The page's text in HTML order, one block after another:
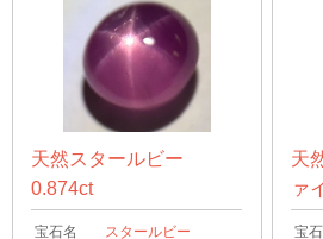
天然スタールビー
0.874ct
宝石名 スタールビー
天
ァ
宝